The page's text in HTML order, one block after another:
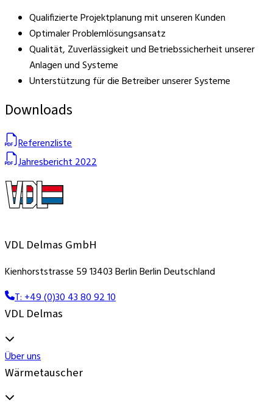
Qualifizierte Projektplanung mit unseren Kunden
Optimaler Problemlösungsansatz
Qualität, Zuverlässigkeit und Betriebssicherheit unserer
Anlagen und Systeme
Unterstützung für die Betreiber unserer Systeme
Downloads
Referenzliste
Jahresbericht 2022
VDL Delmas GmbH
Kienhorststrasse 59 13403 Berlin Berlin Deutschland
T: +49 (0)30 43 80 92 10
VDL Delmas
Über uns
Wärmetauscher